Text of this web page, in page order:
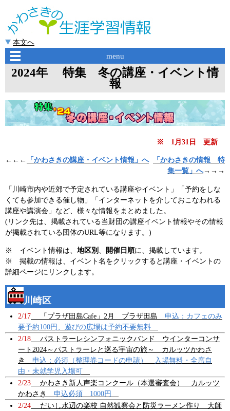
本文へ
menu
2024年 特集 冬の講座・イベント情
報
※ 1月31日 更新
←←← 「かわさきの講座・イベント情報」へ
「かわさきの情報 特
集一覧」へ→→→
「川崎市内や近郊で予定されている講座やイベント」「予約をしな
くても参加できる催し物」「インターネットを介しておこなわれる
講座や講演会」など、様々な情報をまとめました。
(リンク先は、掲載されている当財団の講座イベント情報やその情報
が掲載されている団体のURL等になります。)
※ イベント情報は、 地区別 開催日順に、掲載しています。
※ 掲載の情報は、イベント名をクリックすると講座・イベントの
詳細ページにリンクします。
川崎区
2/17 「プラザ田島Cafe」2月 プラザ田島 申込：カフェのみ
要予約100円、遊びの広場は予約不要無料
2/18 パストラーレシンフォニックバンド ウインターコンサ
ート2024～パストラーレと巡る宇宙の旅～ カルッツかわさ
き
申込：必須（整理券コードの申請） 入場無料・全席自
由・未就学児入場可
2/23 かわさき新人声楽コンクール（本選審査会） カルッツ
かわさき
申込必須 1000円
2/24 だいし水辺の楽校 自然観察会と防災ラーメン作り 大師